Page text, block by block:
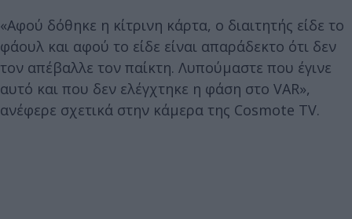
«Αφού δόθηκε η κίτρινη κάρτα, ο διαιτητής είδε το
φάουλ και αφού το είδε είναι απαράδεκτο ότι δεν
τον απέβαλλε τον παίκτη. Λυπούμαστε που έγινε
αυτό και που δεν ελέγχτηκε η φάση στο VAR»,
ανέφερε σχετικά στην κάμερα της Cosmote TV.